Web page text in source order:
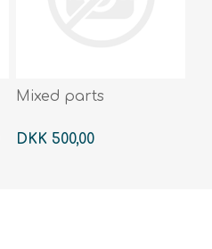
Mixed parts
DKK 500,00